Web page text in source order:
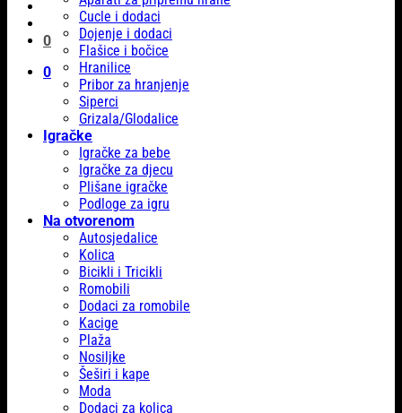
0
0
Cucle i dodaci
Dojenje i dodaci
Flašice i bočice
Hranilice
Pribor za hranjenje
Siperci
Grizala/Glodalice
Igračke
Igračke za bebe
Igračke za djecu
Plišane igračke
Podloge za igru
Na otvorenom
Autosjedalice
Kolica
Bicikli i Tricikli
Romobili
Dodaci za romobile
Kacige
Plaža
Nosiljke
Šeširi i kape
Moda
Dodaci za kolica